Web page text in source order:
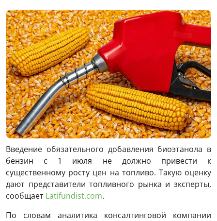
Введение обязательного добавления биоэтанола в
бензин с 1 июля не должно привести к
существенному росту цен на топливо. Такую оценку
дают представители топливного рынка и эксперты,
сообщает Latifundist.com.
По словам аналитика консалтинговой компании